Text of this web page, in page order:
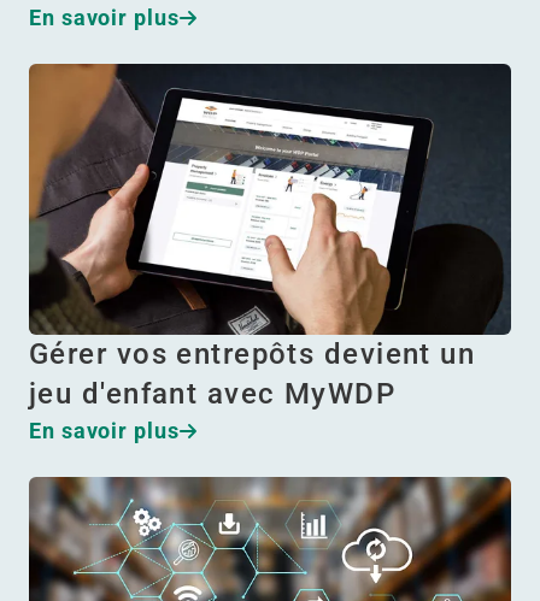
En savoir plus
Gérer vos entrepôts devient un
jeu d'enfant avec MyWDP
En savoir plus